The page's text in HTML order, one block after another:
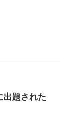
出題された